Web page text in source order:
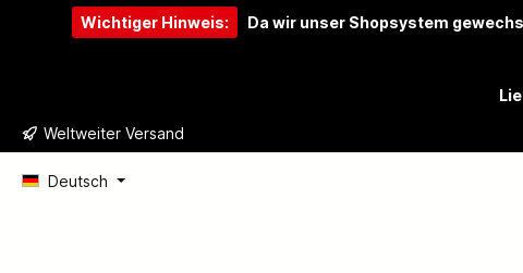
springen Zur Hauptnavigation springen
Wichtiger Hinweis: Da wir unser Shopsystem
Weltweiter Versand
Deutsch